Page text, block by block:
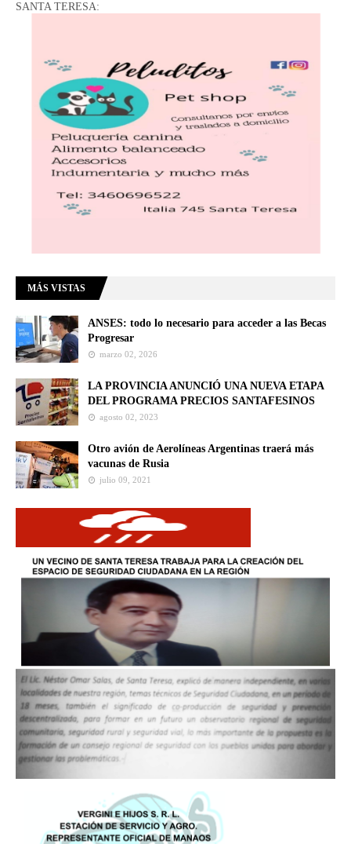
SANTA TERESA:
MÁS VISTAS
ANSES: todo lo necesario para acceder a las Becas
Progresar
marzo 02, 2026
LA PROVINCIA ANUNCIÓ UNA NUEVA ETAPA
DEL PROGRAMA PRECIOS SANTAFESINOS
agosto 02, 2023
Otro avión de Aerolíneas Argentinas traerá más
vacunas de Rusia
julio 09, 2021